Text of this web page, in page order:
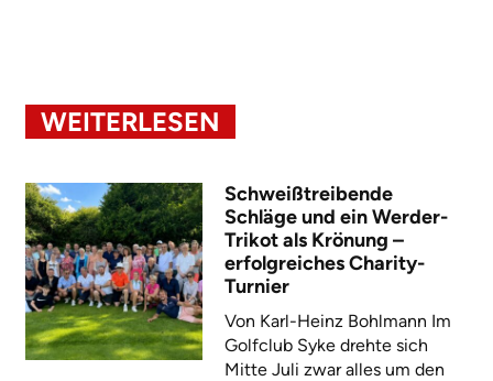
WEITERLESEN
Schweißtreibende
Schläge und ein Werder-
Trikot als Krönung –
erfolgreiches Charity-
Turnier
Von Karl-Heinz Bohlmann Im
Golfclub Syke drehte sich
Mitte Juli zwar alles um den